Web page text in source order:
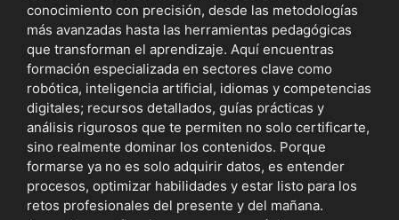
conocimiento con precisión, desde las metodologías
más avanzadas hasta las herramientas pedagógicas
que transforman el aprendizaje. Aquí encuentras
formación especializada en sectores clave como
robótica, inteligencia artificial, idiomas y competencias
digitales; recursos detallados, guías prácticas y
análisis rigurosos que te permiten no solo certificarte,
sino realmente dominar los contenidos. Porque
formarse ya no es solo adquirir datos, es entender
procesos, optimizar habilidades y estar listo para los
retos profesionales del presente y del mañana.